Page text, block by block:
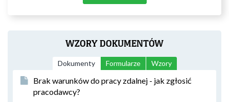
WZORY DOKUMENTÓW
Dokumenty Formularze Wzory
Brak warunków do pracy zdalnej - jak zgłosić
pracodawcy?